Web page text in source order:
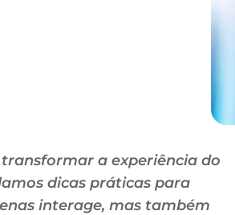
a experiência do
dicas práticas para
interage, mas também